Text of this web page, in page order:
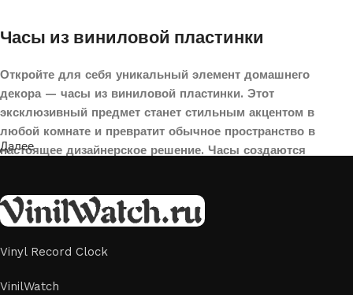
Часы из виниловой пластинки
Откройте для себя уникальный элемент домашнего
декора — часы из виниловой пластинки. Этот
эксклюзивный предмет станет стильным акцентом в
любой комнате и превратит обычное пространство в
настоящее дизайнерское решение. Часы создаются
аксессуар идеально подойдет для гостиной, спальни,
офиса или даже для оформления кафе, студии или
творческого пространства.
Картины на стекле и дереве
Далее
Vinyl Record Clock
VinilWatch